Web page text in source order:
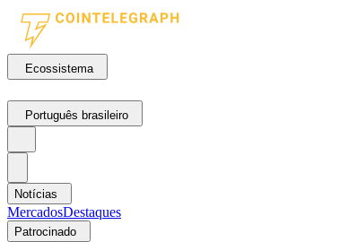
Ecossistema
Português brasileiro
Notícias
MercadosDestaques
Patrocinado